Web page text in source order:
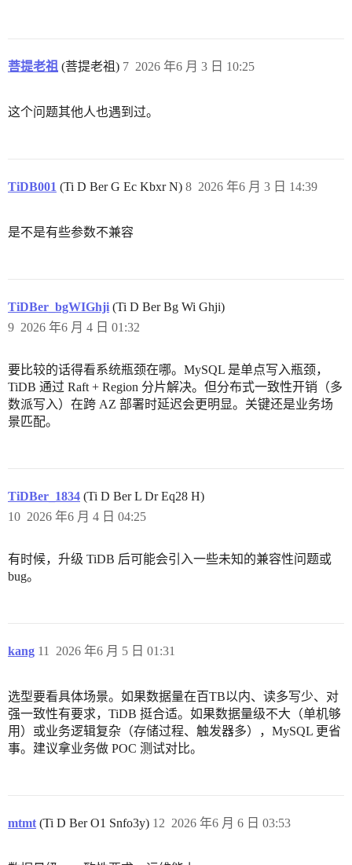
菩提老祖 (菩提老祖) 2026 年6 月 3 日 10:25
7
这个问题其他人也遇到过。
TiDB001 (Ti D Ber G Ec Kbxr N) 2026 年6 月 3 日 14:39
8
是不是有些参数不兼容
TiDBer_bgWIGhji (Ti D Ber Bg Wi Ghji)
2026 年6 月 4 日 01:32
9
要比较的话得看系统瓶颈在哪。MySQL 是单点写入瓶颈，
TiDB 通过 Raft + Region 分片解决。但分布式一致性开销（多
数派写入）在跨 AZ 部署时延迟会更明显。关键还是业务场
景匹配。
TiDBer_1834 (Ti D Ber L Dr Eq28 H)
2026 年6 月 4 日 04:25
10
有时候，升级 TiDB 后可能会引入一些未知的兼容性问题或
bug。
kang 2026 年6 月 5 日 01:31
11
选型要看具体场景。如果数据量在百TB以内、读多写少、对
强一致性有要求，TiDB 挺合适。如果数据量级不大（单机够
用）或业务逻辑复杂（存储过程、触发器多），MySQL 更省
事。建议拿业务做 POC 测试对比。
mtmt (Ti D Ber O1 Snfo3y) 2026 年6 月 6 日 03:53
12